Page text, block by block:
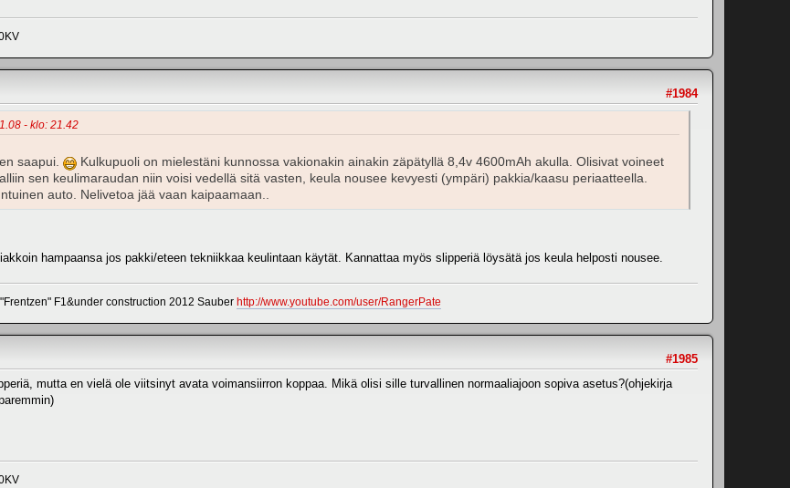
#1984
- klo: 21.42
saapui.
Kulkupuoli on mielestäni kunnossa vakionakin ainakin zäpätyllä 8,4v 4600mAh akulla. Olisivat voineet
sen keulimaraudan niin voisi vedellä sitä vasten, keula nousee kevyesti (ympäri) pakkia/kaasu periaatteella.
auto. Nelivetoa jää vaan kaipaamaan..
hampaansa jos pakki/eteen tekniikkaa keulintaan käytät. Kannattaa myös slipperiä löysätä jos keula helposti nousee.
F1&under construction 2012 Sauber http://www.youtube.com/user/RangerPate
#1985
mutta en vielä ole viitsinyt avata voimansiirron koppaa. Mikä olisi sille turvallinen normaaliajoon sopiva asetus?(ohjekirja